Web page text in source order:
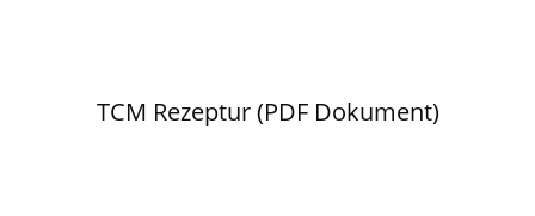
TCM Rezeptur (PDF Dokument)